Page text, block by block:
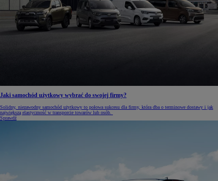
Jaki samochód użytkowy wybrać do swojej firmy?
Solidny, niezawodny samochód użytkowy to połowa sukcesu dla firmy, która dba o terminowe dostawy i jak
największą elastyczność w transporcie towarów lub osób.
Sprawdź